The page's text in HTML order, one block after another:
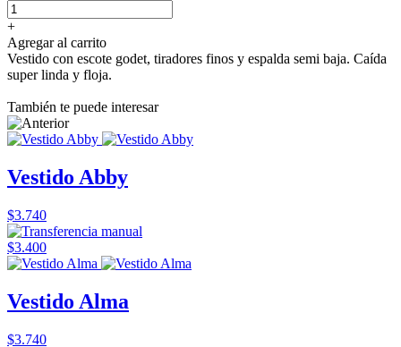
+
Agregar al carrito
Vestido con escote godet, tiradores finos y espalda semi baja. Caída
super linda y floja.
También te puede interesar
Vestido Abby
$3.740
$3.400
Vestido Alma
$3.740